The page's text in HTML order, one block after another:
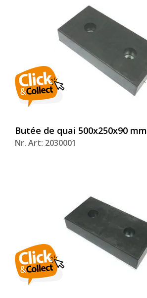
Butée de quai 500x250x90 mm
Nr. Art: 2030001